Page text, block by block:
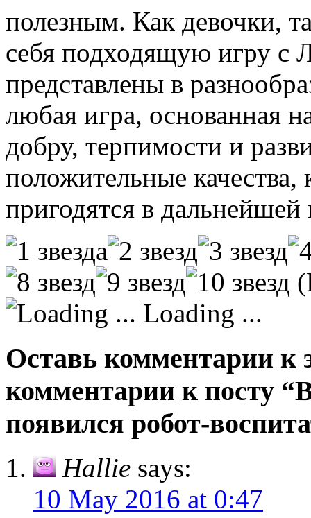
полезным. Как девочки,
себя подходящую игру с
представлены в
любая игра, основанная
добру, терпимости и
положительные качества,
пригодятся в
Loading ...
Оставь комментарии к
комментарии к посту
появился робот-
Hallie says:
10 May 2016 at 0:47